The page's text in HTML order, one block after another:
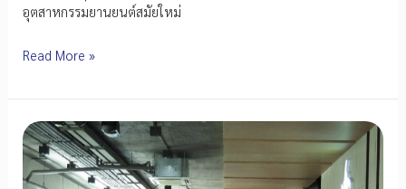
อุตสาหกรรมยานยนต์สมัยใหม่
โครงการ
บุคลากร
เพิ่ม
ขีด
ความ
Read More »